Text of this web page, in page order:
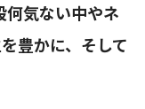
何気ない中やネ
豊かに、そして